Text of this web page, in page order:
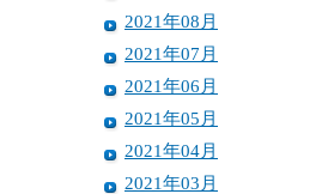
2021年08月
2021年07月
2021年06月
2021年05月
2021年04月
2021年03月